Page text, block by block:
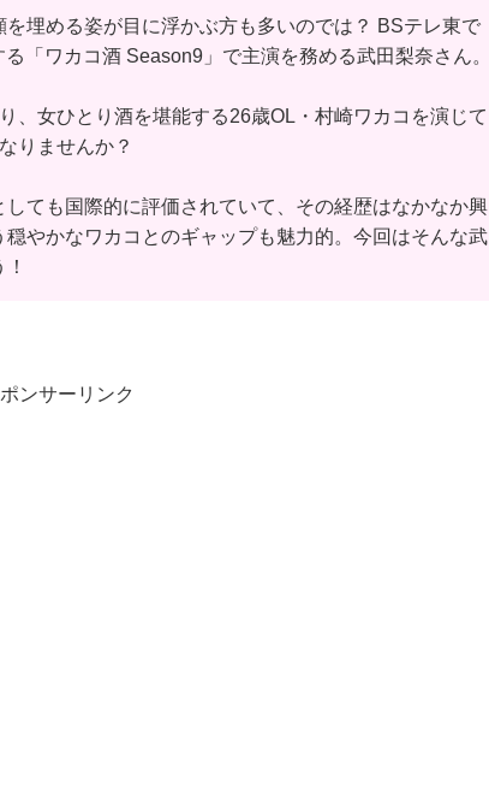
を埋める姿が目に浮かぶ方も多いのでは？ BSテレ東で
「ワカコ酒 Season9」で主演を務める武田梨奈さん。
、女ひとり酒を堪能する26歳OL・村崎ワカコを演じて
りませんか？
ても国際的に評価されていて、その経歴はなかなか興
やかなワカコとのギャップも魅力的。今回はそんな武
ンサーリンク